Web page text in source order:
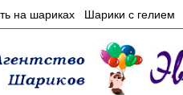
на шариках Шарики с гелием